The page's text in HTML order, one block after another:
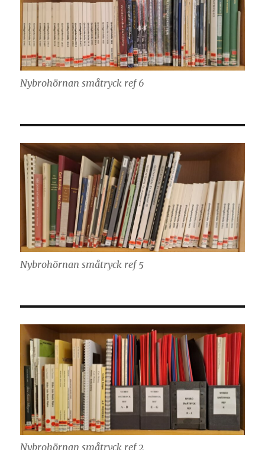
Nybrohörnan småtryck ref 6
Nybrohörnan småtryck ref 5
Nybrohörnan småtryck ref 2